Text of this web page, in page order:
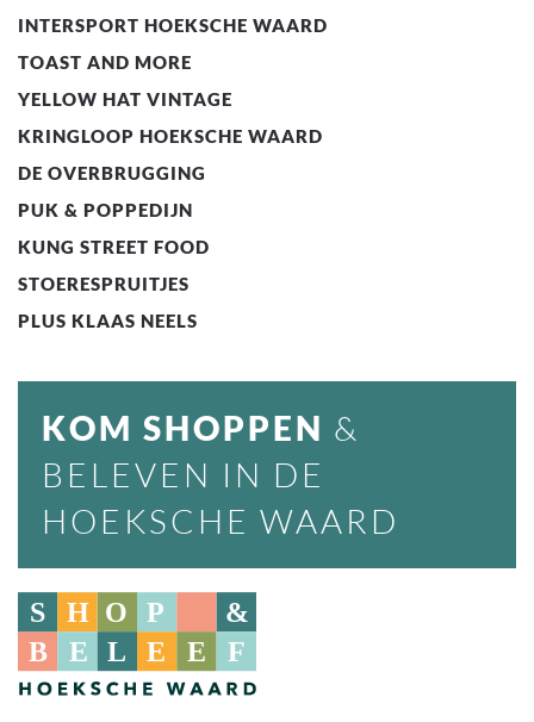
INTERSPORT HOEKSCHE WAARD
TOAST AND MORE
YELLOW HAT VINTAGE
KRINGLOOP HOEKSCHE WAARD
DE OVERBRUGGING
PUK & POPPEDIJN
KUNG STREET FOOD
STOERESPRUITJES
PLUS KLAAS NEELS
KOM SHOPPEN &
BELEVEN IN DE
HOEKSCHE WAARD